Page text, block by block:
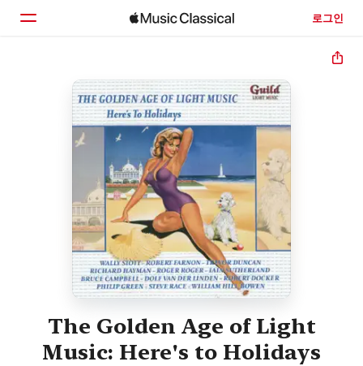
로그인
둘러보기
검색
The Golden Age of Light
Music: Here's to Holidays